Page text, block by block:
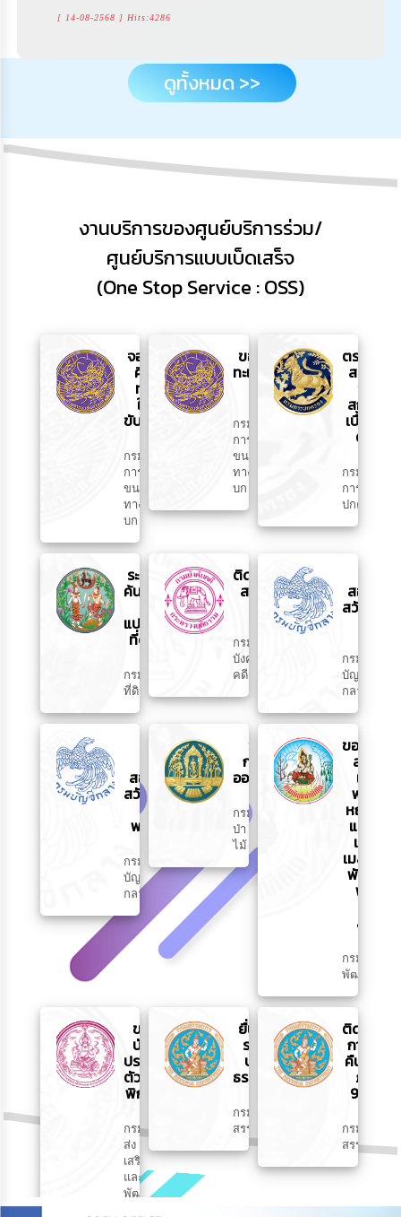
[ 14-08-2568 ] Hits:4286
ดูทั้งหมด >>
งานบริการของศูนย์บริการร่วม/
ศูนย์บริการแบบเบ็ดเสร็จ
(One Stop Service : OSS)
จอง
คิว
ทำ
ใบ
ขับขี่
กรม
การ
ขนส่ง
ทาง
บก
ขอเลข
ทะเบียน
รถ
กรม
การ
ขนส่ง
ทาง
บก
ตรวจ
สอบ
ชื่อ
สกุล
เบื้อง
ต้น
กรม
การ
ปกครอง
ระบบ
ค้นหา
แปลง
ที่ดิน
กรม
ที่ดิน
ติดตาม
สถานะ
คดี
กรม
บังคับ
คดี
สอบสิทธิ์
สวัสดิการ
กรม
บัญชี
กลาง
ระบบ
ตรวจ
สอบสิทธิ
สวัสดิการ
พยาบาล
กรม
บัญชี
กลาง
ขอรับ
กล้าไม้
ออนไลน์
กรม
ป่า
ไม้
ขอรับ
สาร
เร่ง
พด.
หญ้า
แฝก
และ
เมล็ด
พันธุ์
พืช
สด
กรม
พัฒนาที่ดิน
ขอมี
บัตร
ประจำ
ตัวคน
พิการ
กรม
ส่ง
เสริม
และ
พัฒนา
ยื่นภาษี
รายได้
บุคคล
ธรรมดา
กรม
สรรพากร
ติดตาม
การขอ
คืนภาษี
ภ.ง.ด
91/90
กรม
สรรพากร